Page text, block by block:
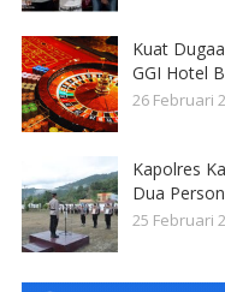
Kuat
GGI Hotel
26 Februari
Kapolres
Dua
25 Februari